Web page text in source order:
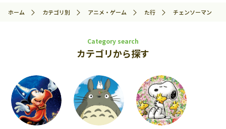
ホーム カテゴリ別 アニメ・ゲーム た行 チェンソーマン
Category search
カテゴリから探す